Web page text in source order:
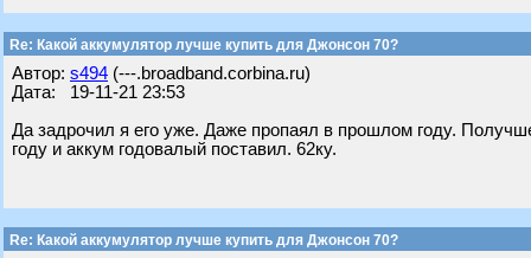
Re: Какой аккумулятор лучше купить для Джонсон 70?
Автор: s494 (---.broadband.corbina.ru)
Дата: 19-11-21 23:53
Да задрочил я его уже. Даже пропаял в прошлом году.
году и аккум годовалый поставил. 62ку.
Re: Какой аккумулятор лучше купить для Джонсон 70?